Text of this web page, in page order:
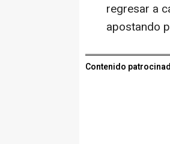
regresar a
apostando
Contenido